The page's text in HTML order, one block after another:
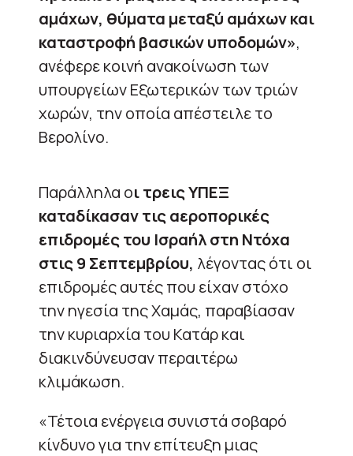
αμάχων, θύματα μεταξύ αμάχων και
καταστροφή βασικών υποδομών»,
ανέφερε κοινή ανακοίνωση των
υπουργείων Εξωτερικών των τριών
χωρών, την οποία απέστειλε το
Βερολίνο.
Παράλληλα οι τρεις ΥΠΕΞ
καταδίκασαν τις αεροπορικές
επιδρομές του Ισραήλ στη Ντόχα
στις 9 Σεπτεμβρίου, λέγοντας ότι οι
επιδρομές αυτές που είχαν στόχο
την ηγεσία της Χαμάς, παραβίασαν
την κυριαρχία του Κατάρ και
διακινδύνευσαν περαιτέρω
κλιμάκωση.
«Τέτοια ενέργεια συνιστά σοβαρό
κίνδυνο για την επίτευξη μιας